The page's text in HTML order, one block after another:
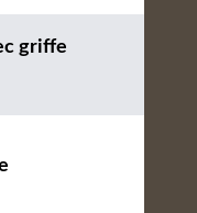
griffe